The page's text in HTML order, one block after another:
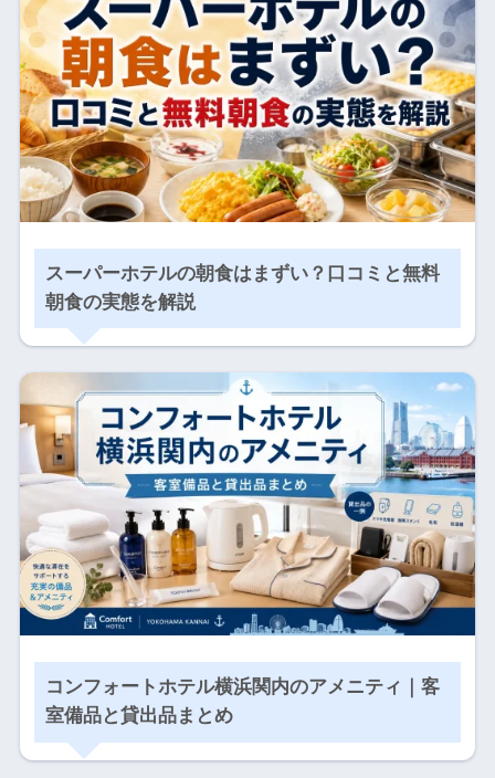
スーパーホテルの朝食はまずい？口コミと無料
朝食の実態を解説
コンフォートホテル横浜関内のアメニティ｜客
室備品と貸出品まとめ